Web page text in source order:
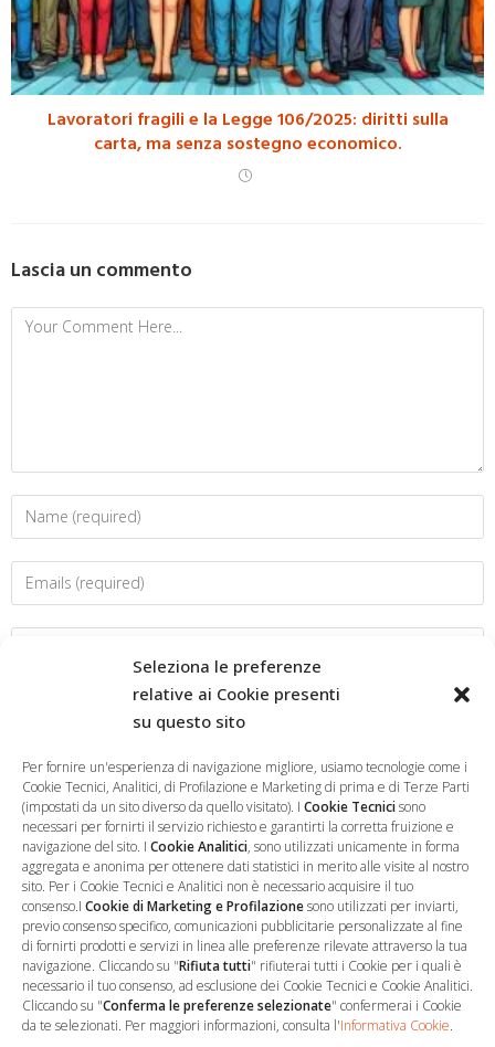
Seleziona le preferenze
relative ai Cookie presenti
su questo sito
Per fornire un'esperienza di navigazione migliore, usiamo tecnologie come i
Cookie Tecnici, Analitici, di Profilazione e Marketing di prima e di Terze Parti
(impostati da un sito diverso da quello visitato). I Cookie Tecnicisono
necessari per fornirti il servizio richiesto e garantirti la corretta fruizione e
navigazione del sito. I Cookie Analitici, sono utilizzati unicamente in forma
aggregata e anonima per ottenere dati statistici in merito alle visite al nostro
sito. Per i Cookie Tecnici e Analitici non è necessario acquisire il tuo
consenso.I Cookie di Marketing e Profilazionesono utilizzati per inviarti,
previo consenso specifico, comunicazioni pubblicitarie personalizzate al fine
di fornirti prodotti e servizi in linea alle preferenze rilevate attraverso la tua
navigazione. Cliccando su "Rifiuta tutti" rifiuterai tutti i Cookie per i quali è
necessario il tuo consenso, ad esclusione dei Cookie Tecnici e Cookie Analitici.
Cliccando su "Conferma le preferenze selezionate" confermerai i Cookie
da te selezionati. Per maggiori informazioni, consulta l'Informativa Cookie.
Lavoratori fragili e la Legge 106/2025: diritti sulla
carta, ma senza sostegno economico.
Lascia un commento
Salva il mio nome, email e sito web in questo browser per la
prossima volta che commento.
… Sede Operativa